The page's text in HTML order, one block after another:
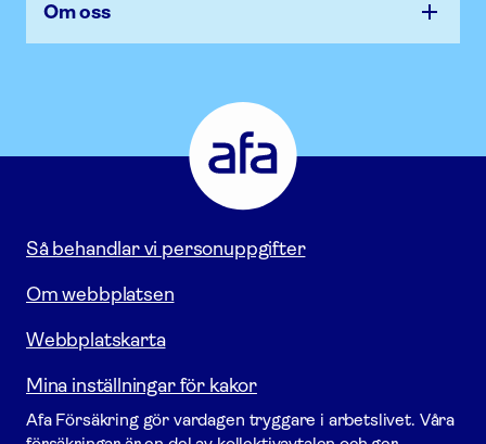
Om oss
Försäkring
Gå
till
startsidan
Så behandlar vi personuppgifter
Om webbplatsen
Webbplatskarta
Mina inställningar för kakor
Afa För­säkring gör vardagen tryggare i arbetslivet. Våra